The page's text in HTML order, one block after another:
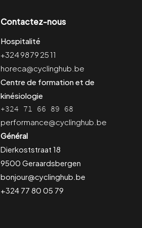
Contactez-nous
Hospitalité
+324 98 79 25 11
horeca@cyclinghub.be
Centre de formation et de
kinésiologie
+324 71 66 89 68
performance@cyclinghub.be
Général
Dierkoststraat 18
9500 Geraardsbergen
bonjour@cyclinghub.be
+324 77 80 05 79